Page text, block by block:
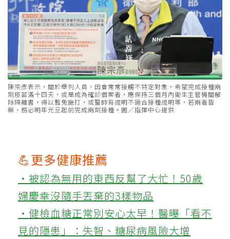
陳宗彥表示，關於舉列人員，因會常常接觸不特定對象，希望完成接種兩
劑疫苗滿十四天，或是成為確診個案者，應保持三個月內衛生主管機關解
除隔離書，得以暫免施打，或醫師有證明不適合接種證明等，若兩者皆
無，務必明年元旦起前完成兩劑接種。圖／指揮中心提供
💪更多健康推薦
‧被認為無用的東西反幫了大忙！50歲
婦慶幸沒隨手丟棄的3樣物品
‧健檢血糖正常別安心太早！醫曝「看不
見的隱患」：失智、糖尿病風險大增